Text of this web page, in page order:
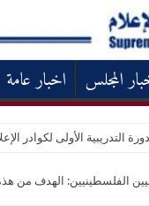
المجلس اخبار عامة
التدريبية الأولى لكوادر
الفلسطينيين: الهدف من